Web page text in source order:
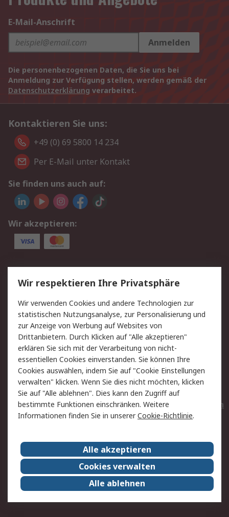
E-Mail-Anschrift
Anmelden
Die personenbezogenen Daten, die Sie uns bei
Anmeldung zur Verfügung stellen, werden gemäß der
Datenschutzerklärung verarbeitet.
Kontaktieren Sie uns:
+49 (0) 69 5800 14 234
Per E-Mail unter Kontakt
Sie finden uns auch auf:
Wir akzeptieren:
Service
Value Added Services
Lieferlösungen
Rücksendungen
Kontakt
Hilfe
Privatkunden
Rechtliches
AGB
Datenschutz
Cookie-Richtlinie
Zahlungsbedingungen
Copyright/Impressum
Entsorgung
Elektrogeräte/Batterien
RS weltweit
Karriere bei RS
Nachhaltigkeit
Qualität/Umwelt/ZertifikatePresse-Center
Event-Center
Wir respektieren Ihre Privatsphäre
Wir verwenden Cookies und andere Technologien zur
statistischen Nutzungsanalyse, zur Personalisierung und
zur Anzeige von Werbung auf Websites von
Drittanbietern. Durch Klicken auf "Alle akzeptieren"
erklären Sie sich mit der Verarbeitung von nicht-
essentiellen Cookies einverstanden. Sie können Ihre
Cookies auswählen, indem Sie auf "Cookie Einstellungen
verwalten" klicken. Wenn Sie dies nicht möchten, klicken
Sie auf "Alle ablehnen". Dies kann den Zugriff auf
bestimmte Funktionen einschränken. Weitere
Informationen finden Sie in unsererCookie-Richtlinie.
Alle akzeptieren
Cookies verwalten
Alle ablehnen